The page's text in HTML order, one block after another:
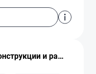
Уральский Банк реконструкции и развития